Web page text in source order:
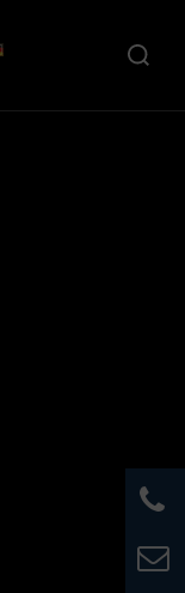
Suchen
nach: